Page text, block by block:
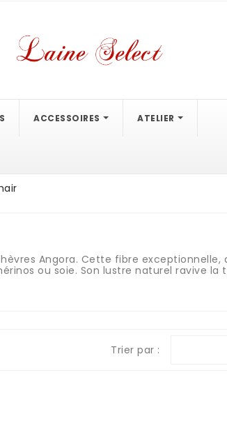
ACCESSOIRES ATELIER
Angora. Cette fibre
ou soie. Son lustre naturel ravive la
Trier par :